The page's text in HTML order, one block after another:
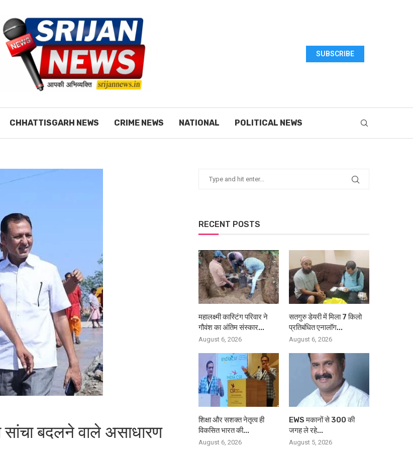
SUBSCRIBE
CHHATTISGARH NEWS CRIME NEWS NATIONAL POLITICAL NEWS
बदलने वाले असाधारण
RECENT POSTS
महालक्ष्मी कास्टिंग परिवार ने
गौवंश का अंतिम संस्कार...
August 6, 2026
सतगुरु डेयरी में मिला 7 किलो
प्रतिबंधित एनालॉग...
August 6, 2026
शिक्षा और सशक्त नेतृत्व ही
विकसित भारत की...
August 6, 2026
EWS मकानों से 300 की
जगह ले रहे...
August 5, 2026